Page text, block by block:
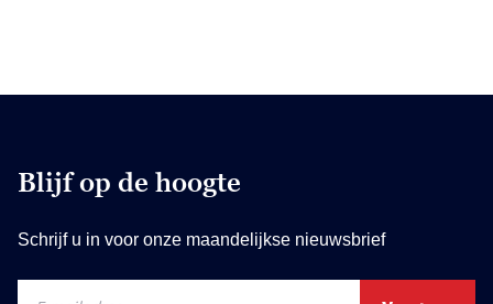
Blijf op de hoogte
Schrijf u in voor onze maandelijkse nieuwsbrief